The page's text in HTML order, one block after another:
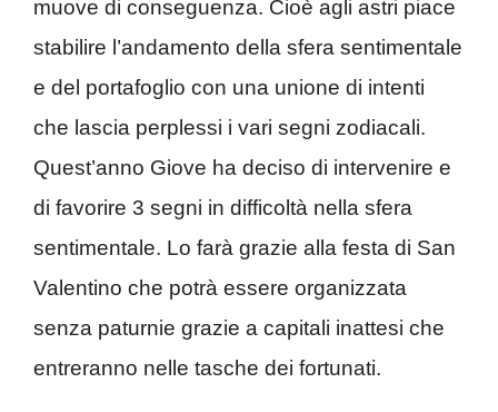
muove di conseguenza. Cioè agli astri piace
stabilire l’andamento della sfera sentimentale
e del portafoglio con una unione di intenti
che lascia perplessi i vari segni zodiacali.
Quest’anno Giove ha deciso di intervenire e
di favorire 3 segni in difficoltà nella sfera
sentimentale. Lo farà grazie alla festa di San
Valentino che potrà essere organizzata
senza paturnie grazie a capitali inattesi che
entreranno nelle tasche dei fortunati.